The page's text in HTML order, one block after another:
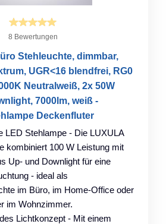
8 Bewertungen
Stehleuchte, dimmbar,
UGR<16 blendfrei, RG0
Neutralweiß, 2x 50W
7000lm, weiß -
Deckenfluter
LED Stehlampe - Die LUXULA
kombiniert 100 W Leistung mit
Up- und Downlight für eine
- ideal als
im Büro, im Home-Office oder
im Wohnzimmer.
Lichtkonzept - Mit einem